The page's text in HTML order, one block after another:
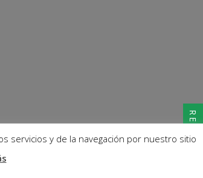
y Programación, ©
servicios y de la navegación por nuestro sitio
RESERVAR